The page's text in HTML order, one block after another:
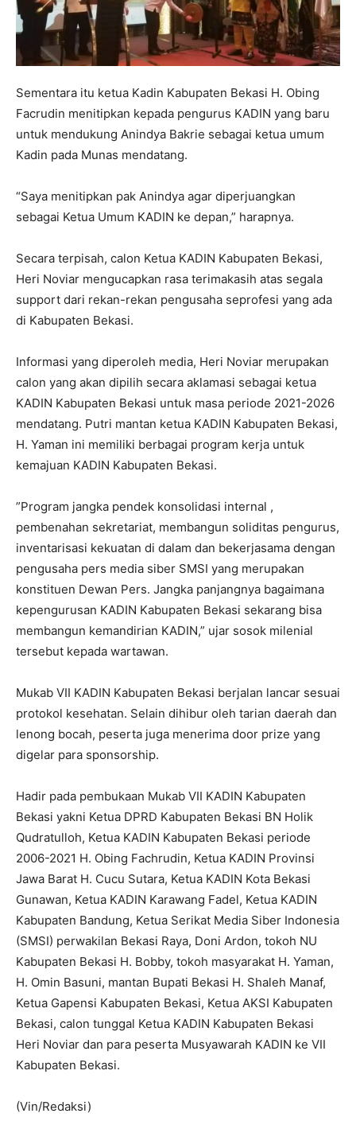
Sementara itu ketua Kadin Kabupaten Bekasi H. Obing
Facrudin menitipkan kepada pengurus KADIN yang baru
untuk mendukung Anindya Bakrie sebagai ketua umum
Kadin pada Munas mendatang.
“Saya menitipkan pak Anindya agar diperjuangkan
sebagai Ketua Umum KADIN ke depan,” harapnya.
Secara terpisah, calon Ketua KADIN Kabupaten Bekasi,
Heri Noviar mengucapkan rasa terimakasih atas segala
support dari rekan-rekan pengusaha seprofesi yang ada
di Kabupaten Bekasi.
Informasi yang diperoleh media, Heri Noviar merupakan
calon yang akan dipilih secara aklamasi sebagai ketua
KADIN Kabupaten Bekasi untuk masa periode 2021-2026
mendatang. Putri mantan ketua KADIN Kabupaten Bekasi,
H. Yaman ini memiliki berbagai program kerja untuk
kemajuan KADIN Kabupaten Bekasi.
”Program jangka pendek konsolidasi internal ,
pembenahan sekretariat, membangun soliditas pengurus,
inventarisasi kekuatan di dalam dan bekerjasama dengan
pengusaha pers media siber SMSI yang merupakan
konstituen Dewan Pers. Jangka panjangnya bagaimana
kepengurusan KADIN Kabupaten Bekasi sekarang bisa
membangun kemandirian KADIN,” ujar sosok milenial
tersebut kepada wartawan.
Mukab VII KADIN Kabupaten Bekasi berjalan lancar sesuai
protokol kesehatan. Selain dihibur oleh tarian daerah dan
lenong bocah, peserta juga menerima door prize yang
digelar para sponsorship.
Hadir pada pembukaan Mukab VII KADIN Kabupaten
Bekasi yakni Ketua DPRD Kabupaten Bekasi BN Holik
Qudratulloh, Ketua KADIN Kabupaten Bekasi periode
2006-2021 H. Obing Fachrudin, Ketua KADIN Provinsi
Jawa Barat H. Cucu Sutara, Ketua KADIN Kota Bekasi
Gunawan, Ketua KADIN Karawang Fadel, Ketua KADIN
Kabupaten Bandung, Ketua Serikat Media Siber Indonesia
(SMSI) perwakilan Bekasi Raya, Doni Ardon, tokoh NU
Kabupaten Bekasi H. Bobby, tokoh masyarakat H. Yaman,
H. Omin Basuni, mantan Bupati Bekasi H. Shaleh Manaf,
Ketua Gapensi Kabupaten Bekasi, Ketua AKSI Kabupaten
Bekasi, calon tunggal Ketua KADIN Kabupaten Bekasi
Heri Noviar dan para peserta Musyawarah KADIN ke VII
Kabupaten Bekasi.
(Vin/Redaksi)